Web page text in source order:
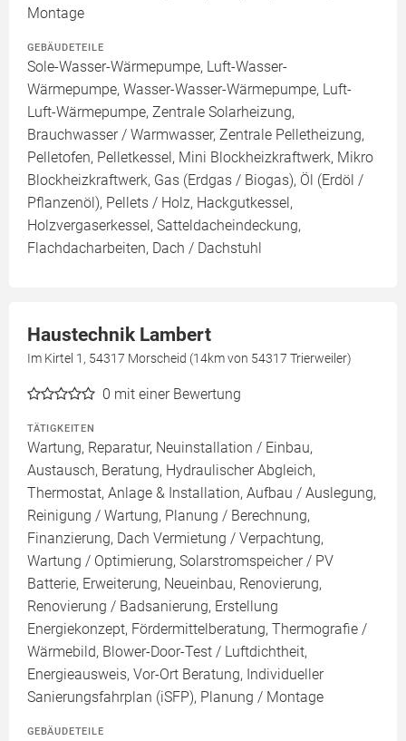
Montage
GEBÄUDETEILE
Sole-Wasser-Wärmepumpe, Luft-Wasser-
Wärmepumpe, Wasser-Wasser-Wärmepumpe, Luft-
Luft-Wärmepumpe, Zentrale Solarheizung,
Brauchwasser / Warmwasser, Zentrale Pelletheizung,
Pelletofen, Pelletkessel, Mini Blockheizkraftwerk, Mikro
Blockheizkraftwerk, Gas (Erdgas / Biogas), Öl (Erdöl /
Pflanzenöl), Pellets / Holz, Hackgutkessel,
Holzvergaserkessel, Satteldacheindeckung,
Flachdacharbeiten, Dach / Dachstuhl
Haustechnik Lambert
Im Kirtel 1, 54317 Morscheid (14km von 54317 Trierweiler)
0 mit einer Bewertung
TÄTIGKEITEN
Wartung, Reparatur, Neuinstallation / Einbau,
Austausch, Beratung, Hydraulischer Abgleich,
Thermostat, Anlage & Installation, Aufbau / Auslegung,
Reinigung / Wartung, Planung / Berechnung,
Finanzierung, Dach Vermietung / Verpachtung,
Wartung / Optimierung, Solarstromspeicher / PV
Batterie, Erweiterung, Neueinbau, Renovierung,
Renovierung / Badsanierung, Erstellung
Energiekonzept, Fördermittelberatung, Thermografie /
Wärmebild, Blower-Door-Test / Luftdichtheit,
Energieausweis, Vor-Ort Beratung, Individueller
Sanierungsfahrplan (iSFP), Planung / Montage
GEBÄUDETEILE